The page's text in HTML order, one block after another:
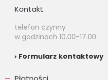
Kontakt
telefon czynny
w godzinach 10.00-17.00
Formularz kontaktowy